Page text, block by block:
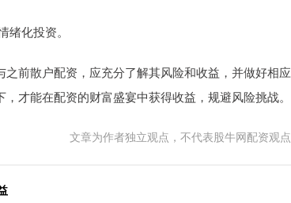
化投资。
前散户配资，应充分了解其风险和收益，并做好相应
才能在配资的财富盛宴中获得收益，规避风险挑战。
文章为作者独立观点，不代表股牛网配资观点